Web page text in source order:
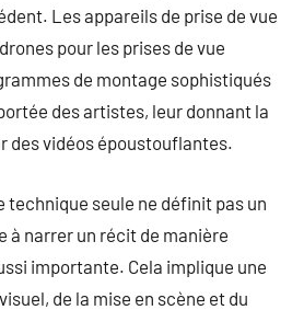
Les appareils de prise de vue
pour les prises de vue
de montage sophistiqués
des artistes, leur donnant la
des vidéos époustouflantes.
technique seule ne définit pas un
à narrer un récit de manière
importante. Cela implique une
de la mise en scène et du